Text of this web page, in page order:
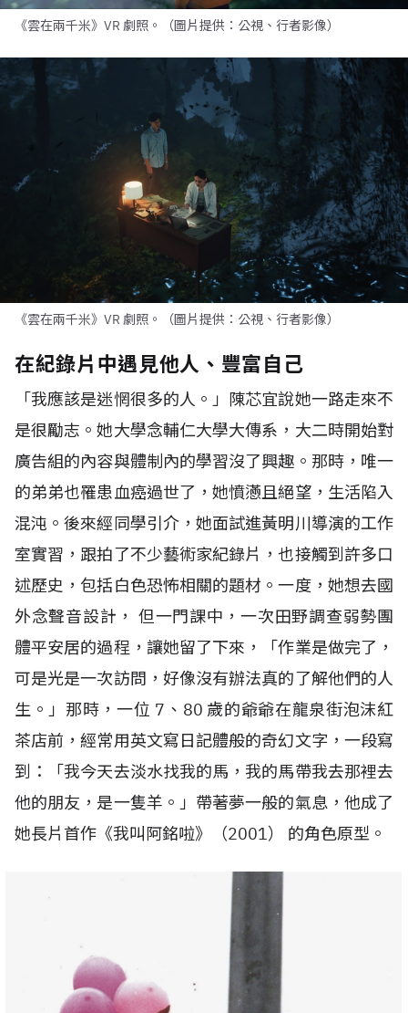
《雲在兩千米》VR 劇照。（圖片提供：公視、行者影像）
《雲在兩千米》VR 劇照。（圖片提供：公視、行者影像）
在紀錄片中遇見他人、豐富自己
「我應該是迷惘很多的人。」陳芯宜說她一路走來不
是很勵志。她大學念輔仁大學大傳系，大二時開始對
廣告組的內容與體制內的學習沒了興趣。那時，唯一
的弟弟也罹患血癌過世了，她憤懣且絕望，生活陷入
混沌。後來經同學引介，她面試進黃明川導演的工作
室實習，跟拍了不少藝術家紀錄片，也接觸到許多口
述歷史，包括白色恐怖相關的題材。一度，她想去國
外念聲音設計， 但一門課中，一次田野調查弱勢團
體平安居的過程，讓她留了下來，「作業是做完了，
可是光是一次訪問，好像沒有辦法真的了解他們的人
生。」那時，一位 7 、 80 歲的爺爺在龍泉街泡沫紅
茶店前，經常用英文寫日記體般的奇幻文字，一段寫
到：「我今天去淡水找我的馬，我的馬帶我去那裡去
他的朋友，是一隻羊。」帶著夢一般的氣息，他成了
她長片首作《我叫阿銘啦》（2001） 的角色原型。